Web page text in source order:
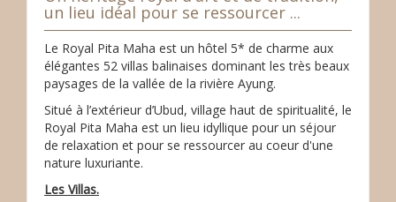
un lieu idéal pour se ressourcer ...
Le Royal Pita Maha est un hôtel 5* de charme aux
élégantes 52 villas balinaises dominant les très beaux
paysages de la vallée de la rivière Ayung.
Situé à l’extérieur d’Ubud, village haut de spiritualité, le
Royal Pita Maha est un lieu idyllique pour un séjour
de relaxation et pour se ressourcer au coeur d'une
nature luxuriante.
Les Villas.